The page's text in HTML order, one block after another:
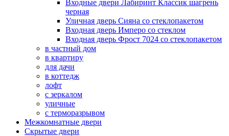
Входные двери Лабиринт Классик шагрень
черная
Уличная дверь Сияна со стеклопакетом
Входная дверь Имперо со стеклом
Входная дверь Фрост 7024 со стеклопакетом
в частный дом
в квартиру
для дачи
в коттедж
лофт
с зеркалом
уличные
с терморазрывом
Межкомнатные двери
Скрытые двери